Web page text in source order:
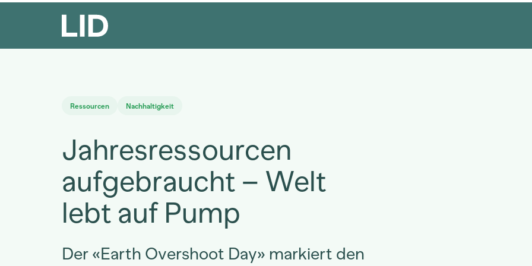
Ressourcen Nachhaltigkeit
Jahresressourcen
aufgebraucht – Welt
lebt auf Pump
Der «Earth Overshoot Day» markiert den